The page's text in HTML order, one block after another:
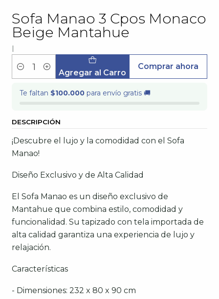
Sofa Manao 3 Cpos Monaco
Beige Mantahue
|
Cantidad Agregar al Carro
Comprar ahora
Te faltan $100.000 para envío gratis 🚚
DESCRIPCIÓN
¡Descubre el lujo y la comodidad con el Sofa
Manao!
Diseño Exclusivo y de Alta Calidad
El Sofa Manao es un diseño exclusivo de
Mantahue que combina estilo, comodidad y
funcionalidad. Su tapizado con tela importada de
alta calidad garantiza una experiencia de lujo y
relajación.
Características
- Dimensiones: 232 x 80 x 90 cm